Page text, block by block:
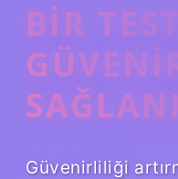
BIR
Güvenirliliği